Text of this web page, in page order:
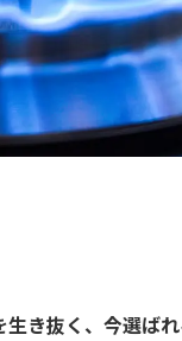
生き抜く、今選ば